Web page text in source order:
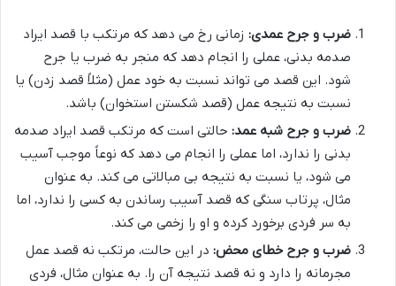
ضرب و جرح عمدی: زمانی رخ می دهد که مرتکب با قصد ایراد
صدمه بدنی، عملی را انجام دهد که منجر به ضرب یا جرح
شود. این قصد می تواند نسبت به خود عمل (مثلاً قصد زدن) یا
نسبت به نتیجه عمل (قصد شکستن استخوان) باشد.
ضرب و جرح شبه عمد: حالتی است که مرتکب قصد ایراد صدمه
بدنی را ندارد، اما عملی را انجام می دهد که نوعاً موجب آسیب
می شود، یا نسبت به نتیجه بی مبالاتی می کند. به عنوان
مثال، پرتاب سنگی که قصد آسیب رساندن به کسی را ندارد، اما
به سر فردی برخورد کرده و او را زخمی می کند.
ضرب و جرح خطای محض: در این حالت، مرتکب نه قصد عمل
مجرمانه را دارد و نه قصد نتیجه آن را. به عنوان مثال، فردی